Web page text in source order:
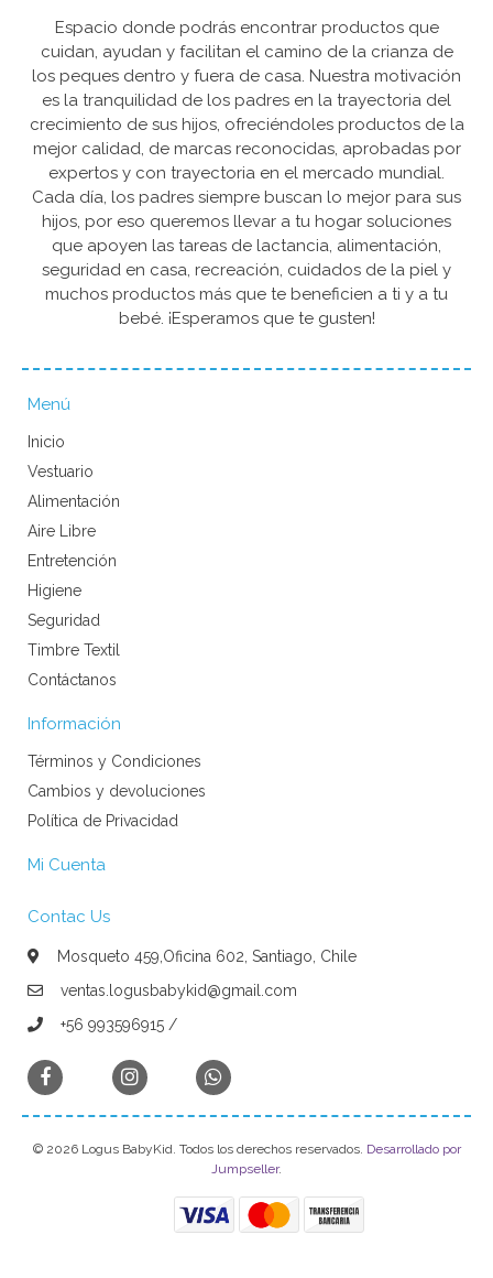
Espacio donde podrás encontrar productos que
cuidan, ayudan y facilitan el camino de la crianza de
los peques dentro y fuera de casa. Nuestra motivación
es la tranquilidad de los padres en la trayectoria del
crecimiento de sus hijos, ofreciéndoles productos de la
mejor calidad, de marcas reconocidas, aprobadas por
expertos y con trayectoria en el mercado mundial.
Cada día, los padres siempre buscan lo mejor para sus
hijos, por eso queremos llevar a tu hogar soluciones
que apoyen las tareas de lactancia, alimentación,
seguridad en casa, recreación, cuidados de la piel y
muchos productos más que te beneficien a ti y a tu
bebé. ¡Esperamos que te gusten!
Menú
Inicio
Vestuario
Alimentación
Aire Libre
Entretención
Higiene
Seguridad
Timbre Textil
Contáctanos
Información
Términos y Condiciones
Cambios y devoluciones
Política de Privacidad
Mi Cuenta
Contac Us
Mosqueto 459,Oficina 602, Santiago, Chile
ventas.logusbabykid@gmail.com
+56 993596915 /
© 2026 Logus BabyKid. Todos los derechos reservados. Desarrollado por
Jumpseller.